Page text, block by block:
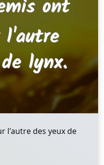
l'autre des yeux de